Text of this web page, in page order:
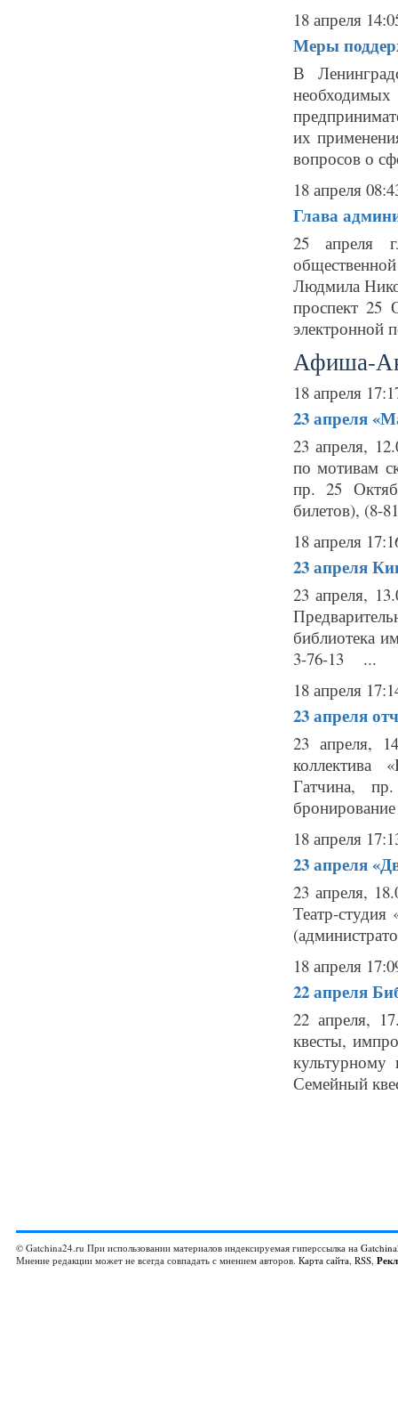
18 апреля
Меры
В
их
вопросов о
18 апреля
Глава
25 апреля
Людмила
проспект
электронной
Афиша-
18 апреля
23 апреля
23 апреля,
по мотивам
пр. 25
билетов), (8-
18 апреля
23 апреля
23 апреля,
библиотека
3-76-13 ...
18 апреля
23 апреля
23 апреля,
коллектива
Гатчина,
18 апреля
23 апреля
23 апреля,
Театр-
18 апреля
22 апреля
22 апреля,
квесты,
Семейный
© Gatchina24.ru При использовании материалов индексируемая гиперссылка на
Мнение редакции может не всегда совпадать с мнением авторов. Карта сайта, RSS,